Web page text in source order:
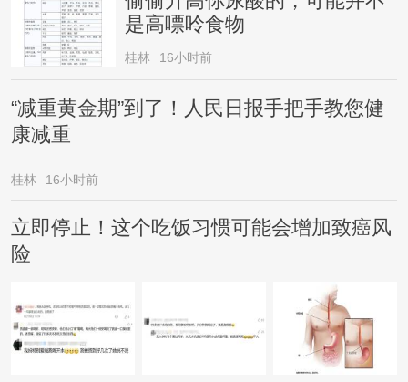
是高嘌呤食物
桂林 16小时前
“减重黄金期”到了！人民日报手把手教您健
康减重
桂林 16小时前
立即停止！这个吃饭习惯可能会增加致癌风
险